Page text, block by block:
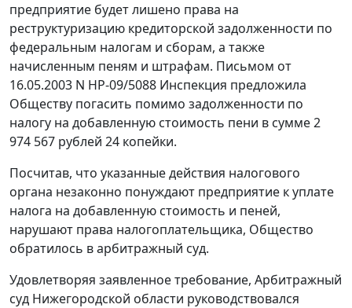
предприятие будет лишено права на
реструктуризацию кредиторской задолженности по
федеральным налогам и сборам, а также
начисленным пеням и штрафам. Письмом от
16.05.2003 N НР-09/5088 Инспекция предложила
Обществу погасить помимо задолженности по
налогу на добавленную стоимость пени в сумме 2
974 567 рублей 24 копейки.
Посчитав, что указанные действия налогового
органа незаконно понуждают предприятие к уплате
налога на добавленную стоимость и пеней,
нарушают права налогоплательщика, Общество
обратилось в арбитражный суд.
Удовлетворяя заявленное требование, Арбитражный
суд Нижегородской области руководствовался